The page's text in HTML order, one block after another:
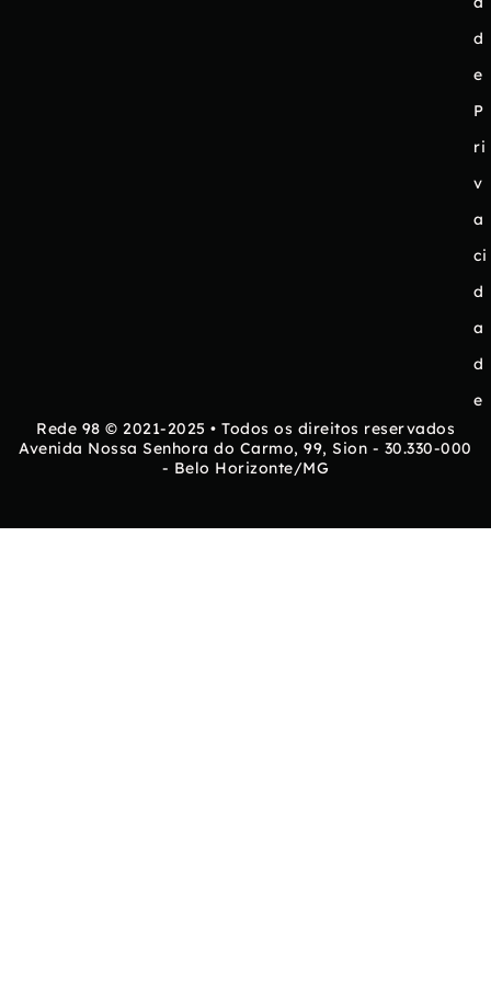
d
e
P
ri
v
a
ci
d
a
d
e
Rede 98 © 2021-2025 • Todos os direitos reservados
Avenida Nossa Senhora do Carmo, 99, Sion - 30.330-000
- Belo Horizonte/MG